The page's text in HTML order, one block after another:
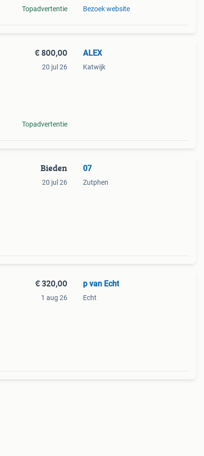
Topadvertentie Bezoek website
€ 800,00
20 jul 26
Topadvertentie
ALEX
Katwijk
Bieden
20 jul 26
07
Zutphen
€ 320,00
1 aug 26
p van Echt
Echt